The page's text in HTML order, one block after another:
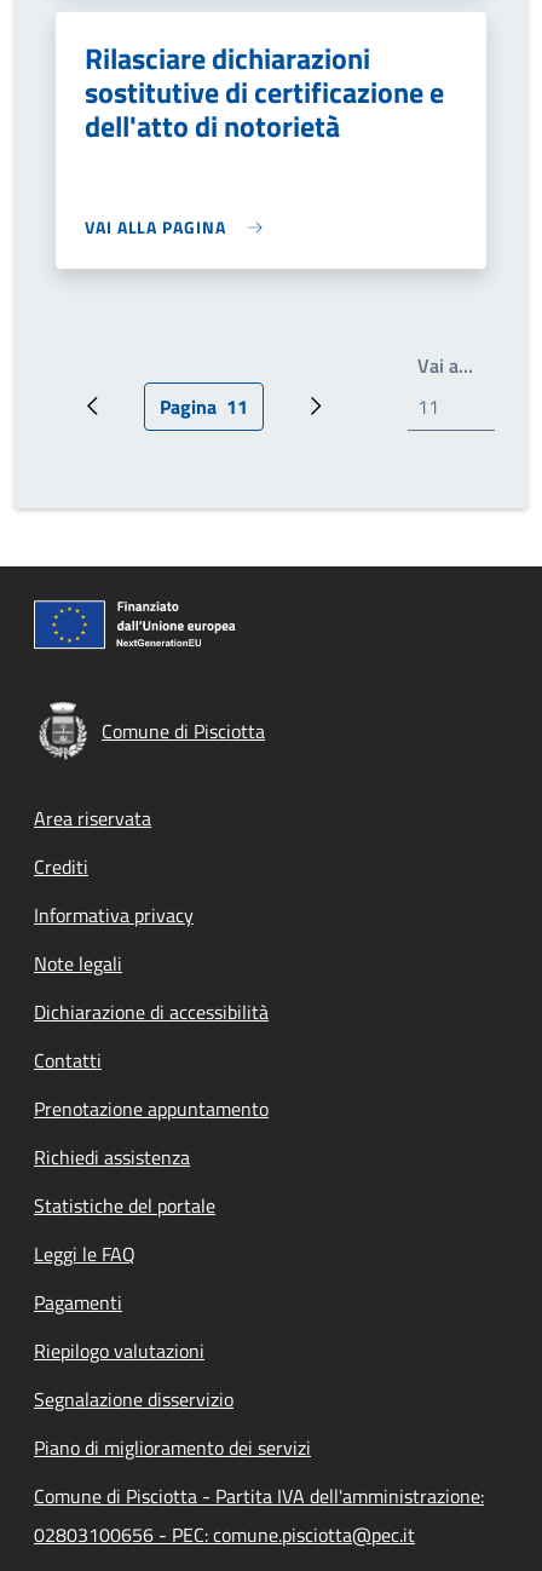
Rilasciare dichiarazioni
sostitutive di certificazione e
dell'atto di notorietà
VAI ALLA PAGINA
Pagina precedentePagina attuale
Pagina 11 Pagina successiva
Vai a…Scrivi il
Comune di Pisciotta
Footer menu
Area riservata
Crediti
Informativa privacy
Note legali
Dichiarazione di accessibilità
Contatti
Prenotazione appuntamento
Richiedi assistenza
Statistiche del portale
Leggi le FAQ
Pagamenti
Riepilogo valutazioni
Segnalazione disservizio
Piano di miglioramento dei servizi
Comune di Pisciotta - Partita IVA dell'amministrazione:
02803100656 - PEC: comune.pisciotta@pec.it